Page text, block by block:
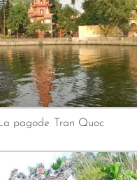
pagode Tran Quoc